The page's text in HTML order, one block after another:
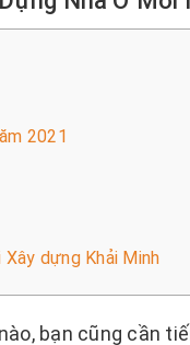
2021
dựng Khải Minh
bạn cũng cần